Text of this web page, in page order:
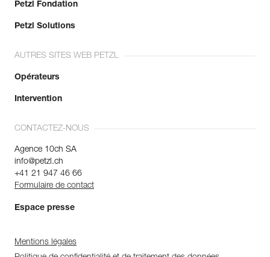
Petzl Fondation
Petzl Solutions
AUTRES SITES WEB PETZL
Opérateurs
Intervention
CONTACTEZ-NOUS
Agence 10ch SA
info@petzl.ch
+41 21 947 46 66
Formulaire de contact
Espace presse
Mentions légales